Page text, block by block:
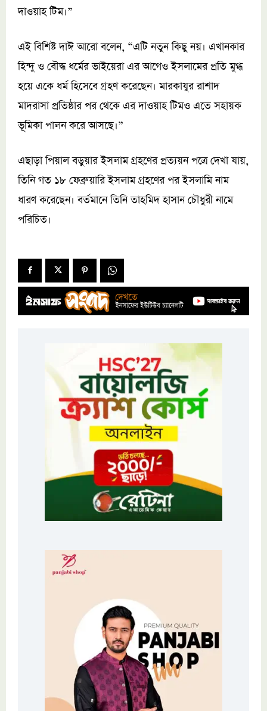
দাওয়াহ টিম।”
এই বিশিষ্ট দাঈ আরো বলেন, “এটি নতুন কিছু নয়। এখানকার
হিন্দু ও বৌদ্ধ ধর্মের ভাইয়েরা এর আগেও ইসলামের প্রতি মুগ্ধ
হয়ে একে ধর্ম হিসেবে গ্রহণ করেছেন। মারকাযুর রাশাদ
মাদরাসা প্রতিষ্ঠার পর থেকে এর দাওয়াহ টিমও এতে সহায়ক
ভূমিকা পালন করে আসছে।”
এছাড়া পিয়াল বড়ুয়ার ইসলাম গ্রহণের প্রত্যয়ন পত্রে দেখা যায়,
তিনি গত ১৮ ফেব্রুয়ারি ইসলাম গ্রহণের পর ইসলামি নাম
ধারণ করেছেন। বর্তমানে তিনি তাহমিদ হাসান চৌধুরী নামে
পরিচিত।